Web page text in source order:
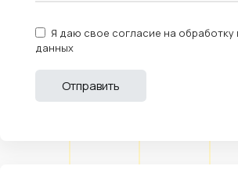
Я даю свое согласие на
данных